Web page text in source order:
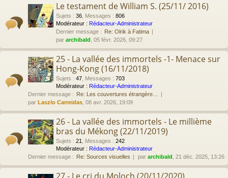
Le testament de William S. (25/11/ 2016)
Sujets : 36 Messages : 806
Modérateur : Rédacteur-Administrateur
Dernier message : Re: Olrik à Fatima
par archibald , 05 févr. 2026, 09:27
25 - La vallée des immortels -1- Menace sur
Hong-Kong (16/11/2018)
Sujets : 47 Messages : 703
Modérateur : Rédacteur-Administrateur
Dernier message : Re: Les couvertures étrangère…
par Laszlo Carreidas , 08 avr. 2026, 19:09
26 - La vallée des immortels - Le millième
bras du Mékong (22/11/2019)
Sujets : 21 Messages : 242
Modérateur : Rédacteur-Administrateur
Dernier message : Re: Sources visuelles par archibald , 21 déc. 2025, 13:26